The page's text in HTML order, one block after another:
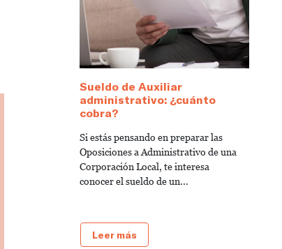
Sueldo de Auxiliar
administrativo: ¿cuánto
cobra?
Si estás pensando en preparar las
Oposiciones a Administrativo de una
Corporación Local, te interesa
conocer el sueldo de un...
Leer más